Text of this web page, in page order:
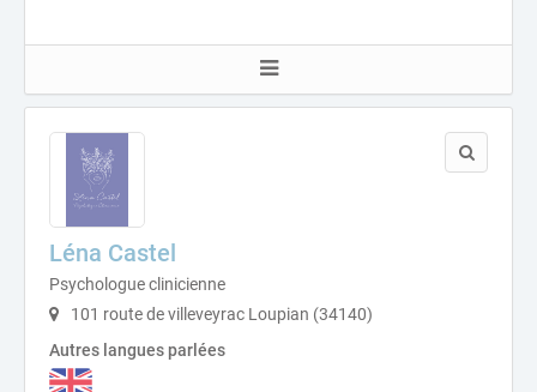
Léna Castel
Psychologue clinicienne
101 route de villeveyrac Loupian (34140)
Autres langues parlées